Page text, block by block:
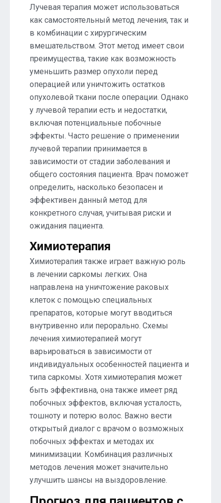
Лучевая терапия может использоваться
как самостоятельный метод лечения, так и
в комбинации с хирургическим
вмешательством. Этот метод имеет свои
преимущества, такие как возможность
уменьшить размер опухоли перед
операцией или уничтожить остатков
опухолевой ткани после операции. Однако
у лучевой терапии есть и недостатки,
включая потенциальные побочные
эффекты. Часто решение о применении
лучевой терапии принимается в
зависимости от стадии заболевания и
общего состояния пациента. Врач поможет
определить, насколько безопасен и
эффективен данный метод для
конкретного случая, учитывая риски и
ожидания пациента.
Химиотерапия
Химиотерапия также играет важную роль
в лечении саркомы легких. Она
направлена на уничтожение раковых
клеток с помощью специальных
препаратов, которые могут вводиться
внутривенно или перорально. Схемы
лечения химиотерапией могут
варьироваться в зависимости от
индивидуальных особенностей пациента и
типа саркомы. Хотя химиотерапия может
быть эффективна, она также имеет ряд
побочных эффектов, включая усталость,
тошноту и потерю волос. Важно вести
открытый диалог с врачом о возможных
побочных эффектах и методах их
минимизации. Комбинация различных
методов лечения может значительно
улучшить шансы на выздоровление.